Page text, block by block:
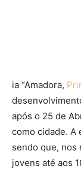
ia “Amadora,
após o 25 de
como cidade. A
sendo que, nos
jovens até aos